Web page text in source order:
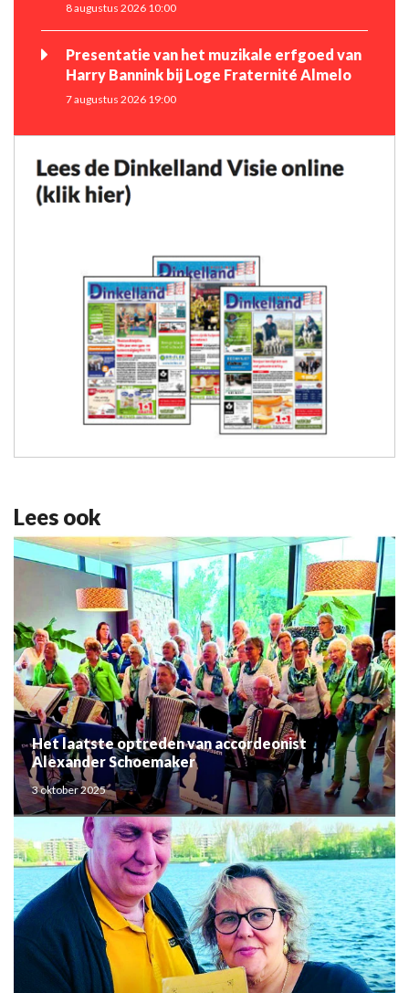
8 augustus 2026 10:00
Presentatie van het muzikale erfgoed van
Harry Bannink bij Loge Fraternité Almelo
7 augustus 2026 19:00
Lees ook
Het laatste optreden van accordeonist
Alexander Schoemaker
3 oktober 2025